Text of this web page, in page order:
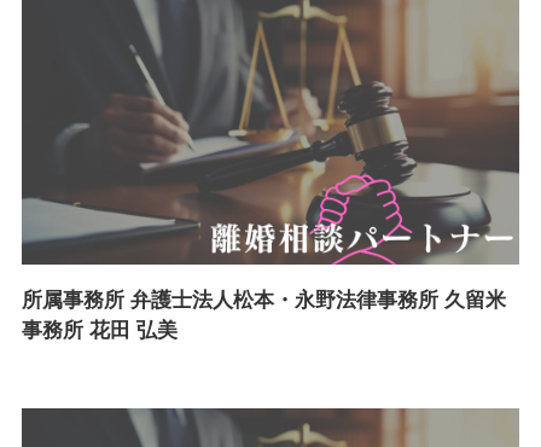
所属事務所 弁護士法人松本・永野法律事務所 久留米
事務所 花田 弘美